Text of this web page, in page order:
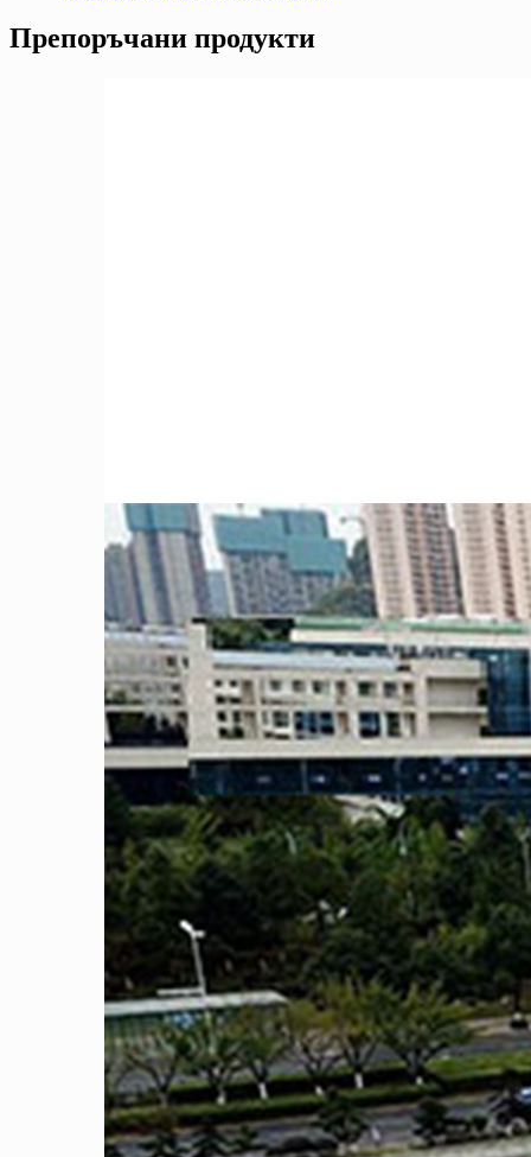
Препоръчани продукти